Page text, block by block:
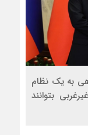
به یک نظام
بتوانند